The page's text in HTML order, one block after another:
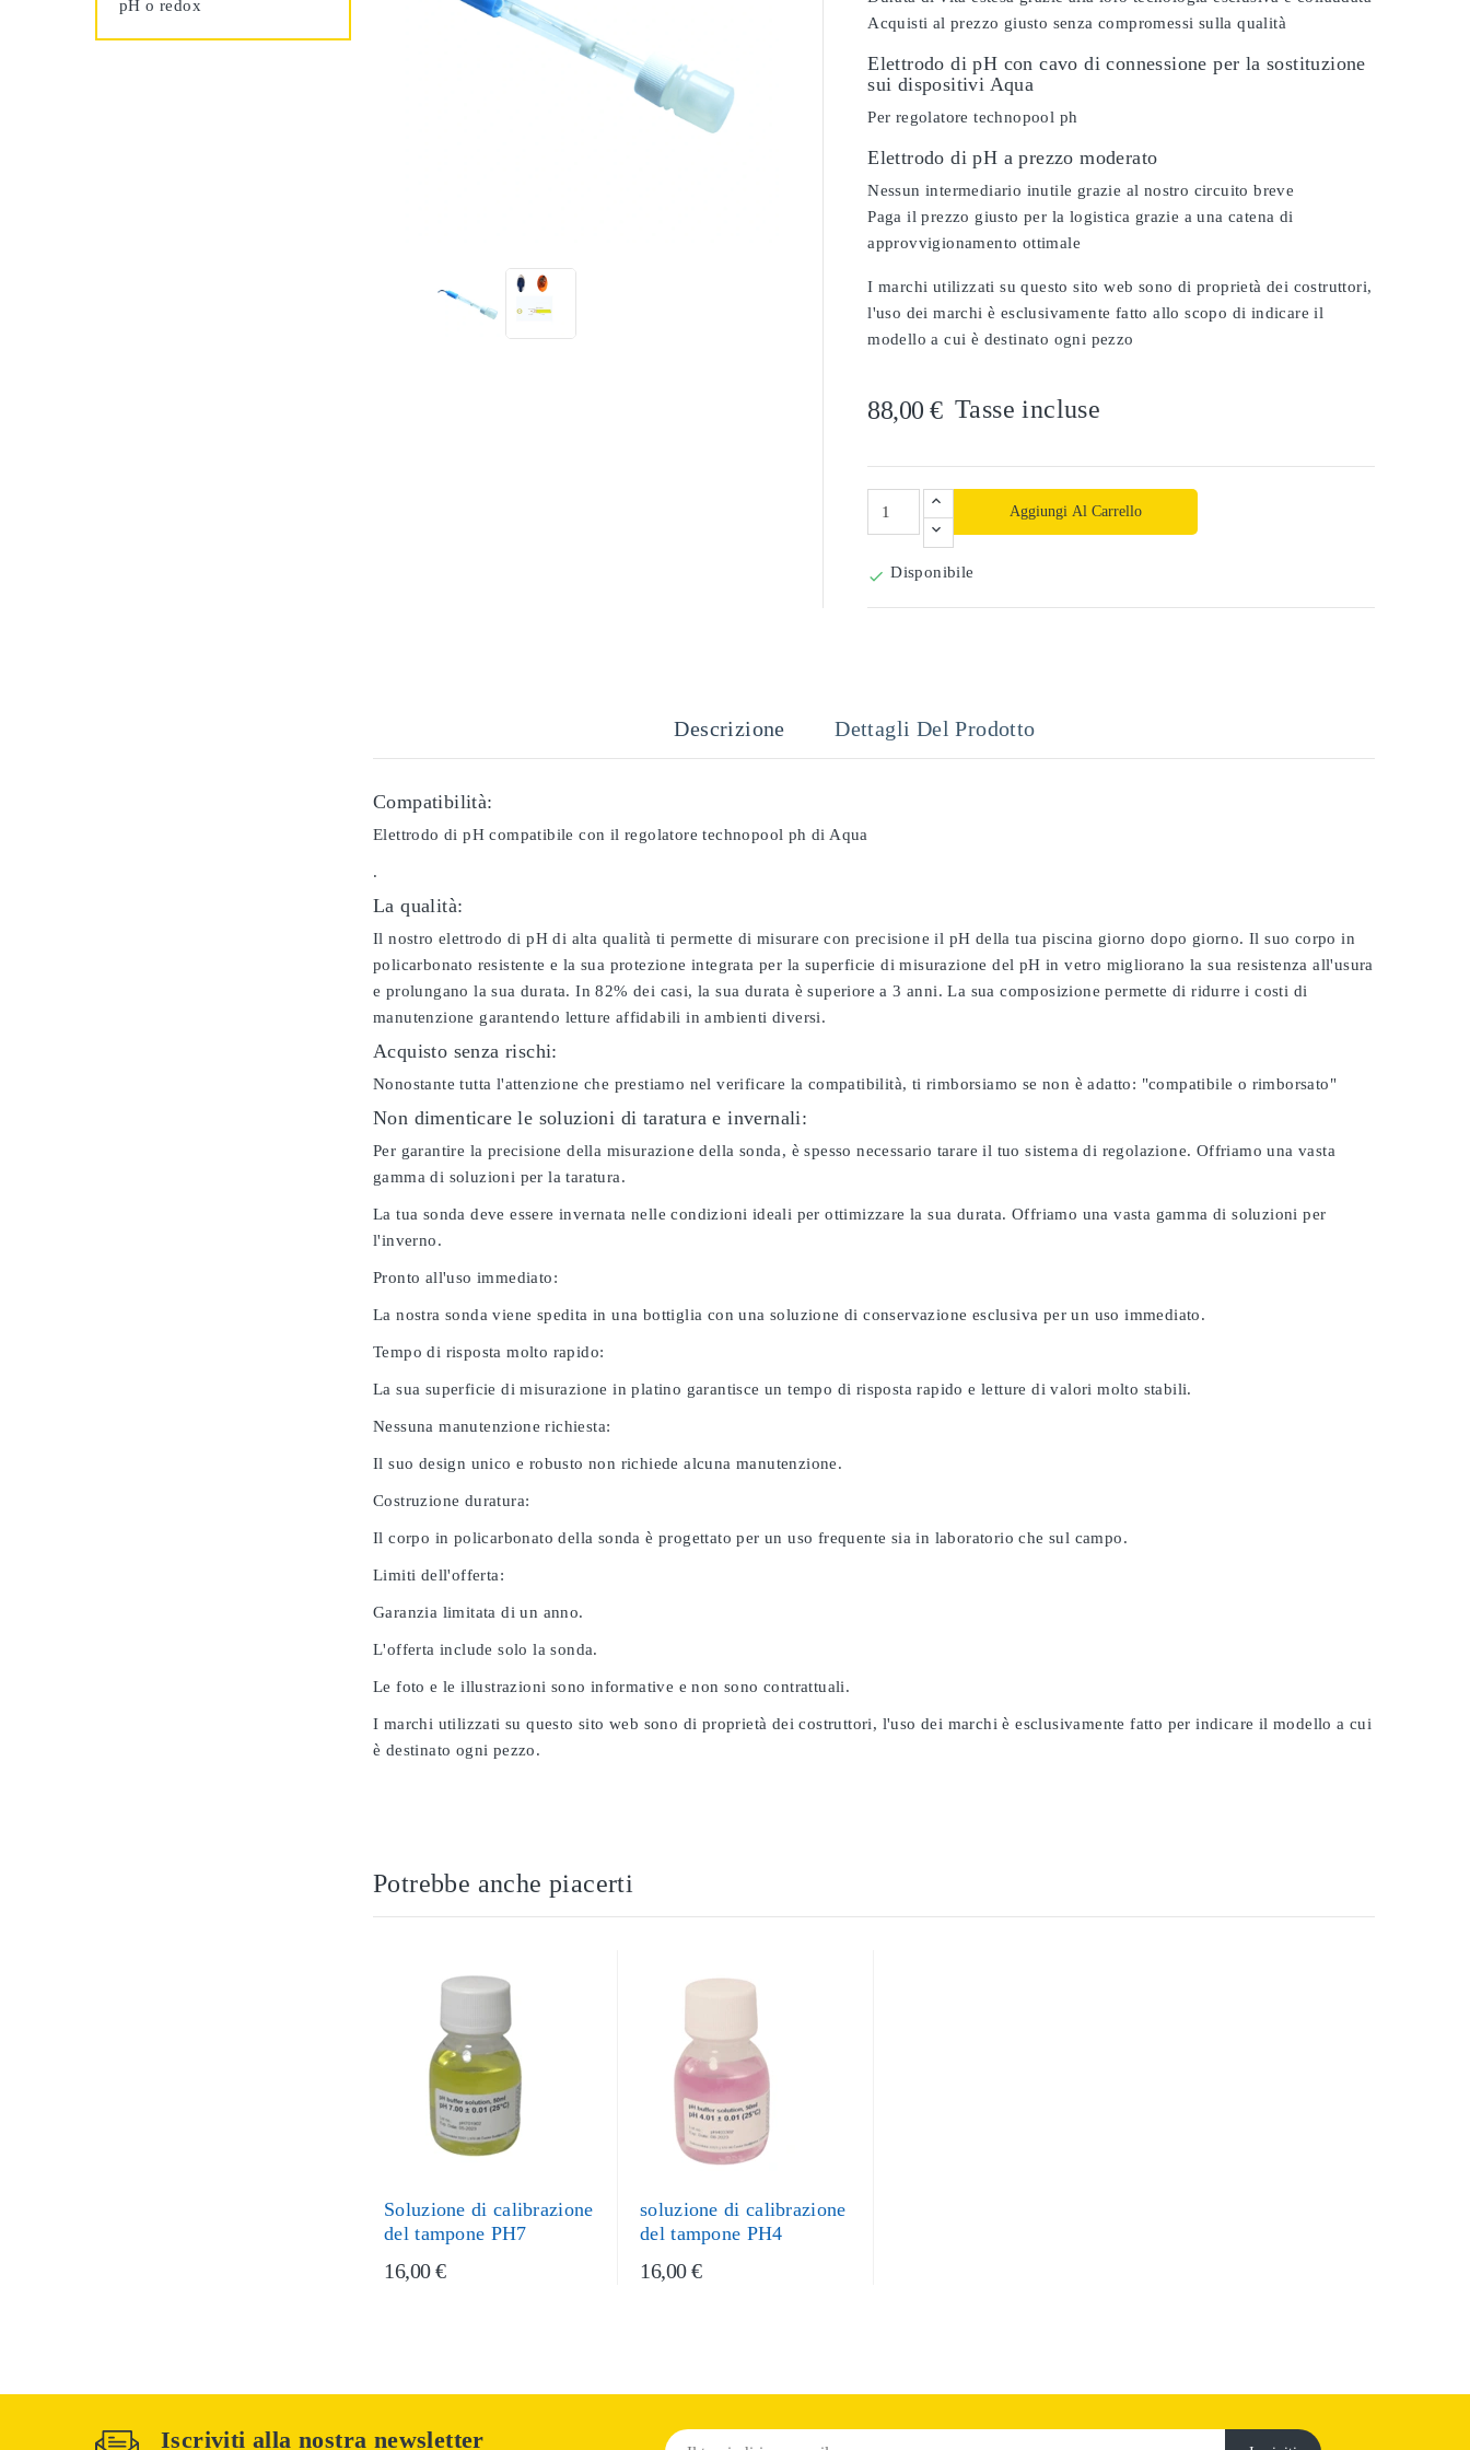
pH o redox
Acquisti al prezzo giusto senza compromessi sulla qualità
Elettrodo di pH con cavo di connessione per la sostituzione
sui dispositivi Aqua
Per regolatore technopool ph
Elettrodo di pH a prezzo moderato
Nessun intermediario inutile grazie al nostro circuito breve
Paga il prezzo giusto per la logistica grazie a una catena di
approvvigionamento ottimale
I marchi utilizzati su questo sito web sono di proprietà dei costruttori,
l'uso dei marchi è esclusivamente fatto allo scopo di indicare il
modello a cui è destinato ogni pezzo
88,00 € Tasse incluse
Aggiungi Al Carrello
 Disponibile
Descrizione Dettagli Del Prodotto
Compatibilità:
Elettrodo di pH compatibile con il regolatore technopool ph di Aqua
.
La qualità:
Il nostro elettrodo di pH di alta qualità ti permette di misurare con precisione il pH della tua piscina giorno dopo giorno. Il suo corpo in
policarbonato resistente e la sua protezione integrata per la superficie di misurazione del pH in vetro migliorano la sua resistenza all'usura
e prolungano la sua durata. In 82% dei casi, la sua durata è superiore a 3 anni. La sua composizione permette di ridurre i costi di
manutenzione garantendo letture affidabili in ambienti diversi.
Acquisto senza rischi:
Nonostante tutta l'attenzione che prestiamo nel verificare la compatibilità, ti rimborsiamo se non è adatto: "compatibile o rimborsato"
Non dimenticare le soluzioni di taratura e invernali:
Per garantire la precisione della misurazione della sonda, è spesso necessario tarare il tuo sistema di regolazione. Offriamo una vasta
gamma di soluzioni per la taratura.
La tua sonda deve essere invernata nelle condizioni ideali per ottimizzare la sua durata. Offriamo una vasta gamma di soluzioni per
l'inverno.
Pronto all'uso immediato:
La nostra sonda viene spedita in una bottiglia con una soluzione di conservazione esclusiva per un uso immediato.
Tempo di risposta molto rapido:
La sua superficie di misurazione in platino garantisce un tempo di risposta rapido e letture di valori molto stabili.
Nessuna manutenzione richiesta:
Il suo design unico e robusto non richiede alcuna manutenzione.
Costruzione duratura:
Il corpo in policarbonato della sonda è progettato per un uso frequente sia in laboratorio che sul campo.
Limiti dell'offerta:
Garanzia limitata di un anno.
L'offerta include solo la sonda.
Le foto e le illustrazioni sono informative e non sono contrattuali.
I marchi utilizzati su questo sito web sono di proprietà dei costruttori, l'uso dei marchi è esclusivamente fatto per indicare il modello a cui
è destinato ogni pezzo.
Potrebbe anche piacerti
Soluzione di calibrazione
del tampone PH7
16,00 €
soluzione di calibrazione
del tampone PH4
16,00 €
Iscriviti alla nostra newsletter